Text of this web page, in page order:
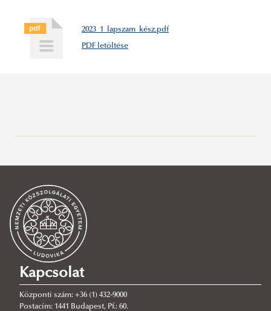
Terrorizmus a számok tükrében
Idegen és visszatérő harcosok - Európai ajánlások
gyűjteménye
Idegenrendészet és válságkezelés
Rendészeti mélységi ellenőrzés
Absztraktkötet
Verziók - Tanulmányok a 60 éves dr. Anti Csaba László
rendőr alezredes tiszteletére.
2023_1_lapszam_kész.pdf
PDF letöltése
Kapcsolat
Központi szám: +36 (1) 432-9000
Postacím: 1441 Budapest, Pf.: 60.